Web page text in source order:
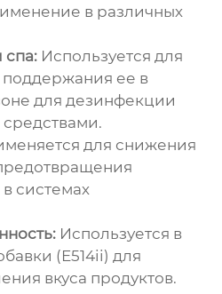
в различных
спа: Используется для
ее в
для дезинфекции
для снижения
системах
Используется в
(E514ii) для
вкуса продуктов.